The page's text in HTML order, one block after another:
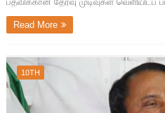
Read More
10TH